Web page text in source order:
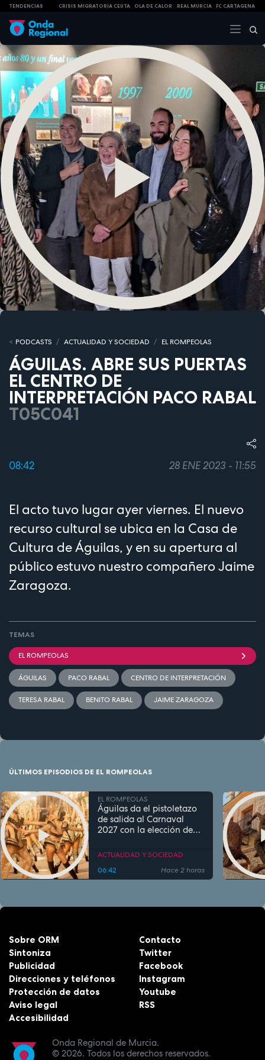
TENDENCIAS CRISIS MIGRATORIA CEUTA OLA DE CALOR REAL MURCIA FC CARTAGENA
PODCASTS ACTUALIDAD Y SOCIEDAD EL ROMPEOLAS
ÁGUILAS. ABRE SUS PUERTAS
EL CENTRO DE
INTERPRETACIÓN PACO RABAL
T05C041
08:42 28 ENE 2023 - 11:55
El acto tuvo lugar ayer viernes. El nuevo
recurso cultural se ubica en la Casa de
Cultura de Águilas, y en su apertura al
público estuvo nuestro compañero Jaime
Zaragoza.
TEMAS
EL ROMPEOLAS
ÁGUILAS PACO RABAL CENTRO DE INTERPRETACIÓN
TERESA RABAL BENITO RABAL JAIME ZARAGOZA
ÚLTIMOS EPISODIOS DE EL ROMPEOLAS
EL ROMPEOLAS
Águilas da el pistoletazo
de salida al Carnaval
2027 con la elección de
ACTUALIDAD Y SOCIEDAD
06:42
Hace 2 horas
Onda Regional de Murcia.
© 2026. Todos los derechos reservados.
Sobre ORM
Sintoniza
Publicidad
Direcciones y teléfonos
Protección de datos
Aviso legal
Accesibilidad
Contacto
Twitter
Facebook
Instagram
Youtube
RSS